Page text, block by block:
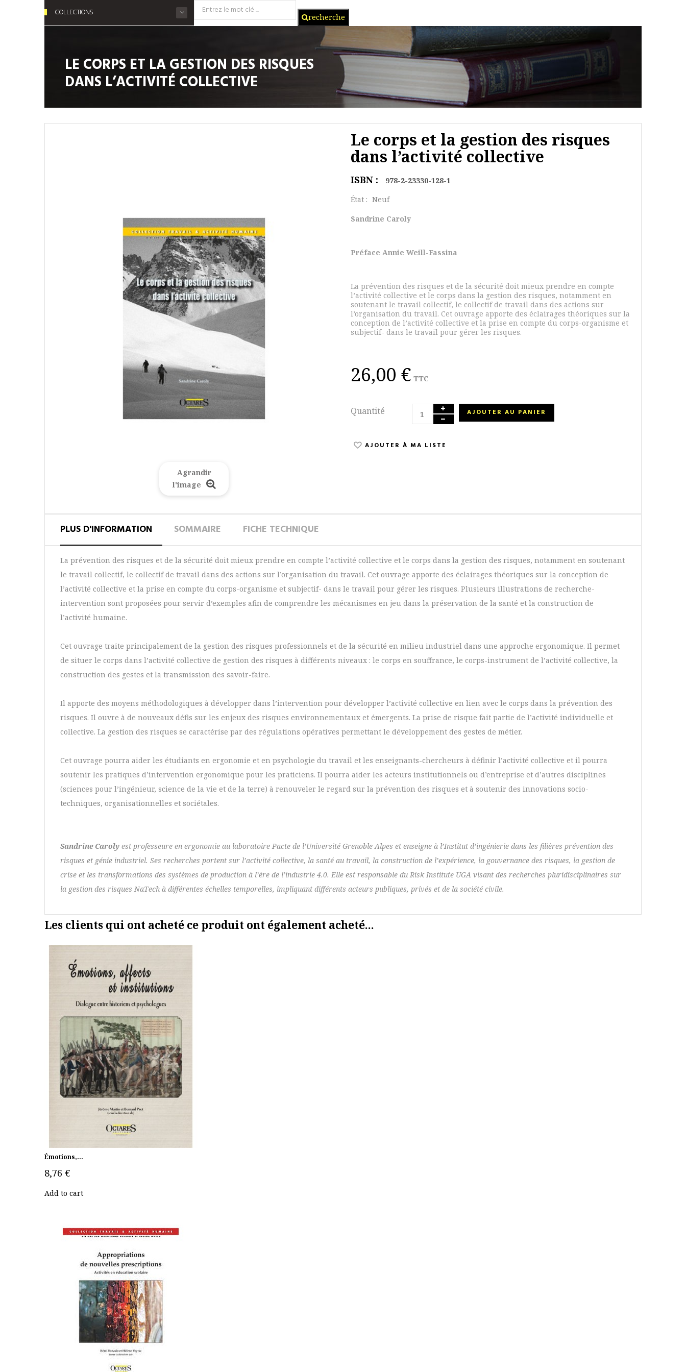
COLLECTIONS recherche
LE CORPS ET LA GESTION DES RISQUES
DANS L’ACTIVITÉ COLLECTIVE
Agrandir
l'image
Le corps et la gestion des risques
dans l’activité collective
ISBN :
978-2-23330-128-1
État : Neuf
Sandrine Caroly
Préface Annie Weill-Fassina
La prévention des risques et de la sécurité doit mieux prendre en compte
l’activité collective et le corps dans la gestion des risques, notamment en
soutenant le travail collectif, le collectif de travail dans des actions sur
l’organisation du travail. Cet ouvrage apporte des éclairages théoriques sur la
conception de l’activité collective et la prise en compte du corps-organisme et
subjectif- dans le travail pour gérer les risques.
26,00 € TTC
Quantité AJOUTER AU PANIER
AJOUTER À MA LISTE
PLUS D'INFORMATION SOMMAIRE FICHE TECHNIQUE
La prévention des risques et de la sécurité doit mieux prendre en compte l’activité collective et le corps dans la gestion des risques, notamment en soutenant
le travail collectif, le collectif de travail dans des actions sur l’organisation du travail. Cet ouvrage apporte des éclairages théoriques sur la conception de
l’activité collective et la prise en compte du corps-organisme et subjectif- dans le travail pour gérer les risques. Plusieurs illustrations de recherche-
intervention sont proposées pour servir d’exemples afin de comprendre les mécanismes en jeu dans la préservation de la santé et la construction de
l’activité humaine.
Cet ouvrage traite principalement de la gestion des risques professionnels et de la sécurité en milieu industriel dans une approche ergonomique. Il permet
de situer le corps dans l’activité collective de gestion des risques à différents niveaux : le corps en souffrance, le corps-instrument de l’activité collective, la
construction des gestes et la transmission des savoir-faire.
Il apporte des moyens méthodologiques à développer dans l’intervention pour développer l’activité collective en lien avec le corps dans la prévention des
risques. Il ouvre à de nouveaux défis sur les enjeux des risques environnementaux et émergents. La prise de risque fait partie de l’activité individuelle et
collective. La gestion des risques se caractérise par des régulations opératives permettant le développement des gestes de métier.
Cet ouvrage pourra aider les étudiants en ergonomie et en psychologie du travail et les enseignants-chercheurs à définir l’activité collective et il pourra
soutenir les pratiques d’intervention ergonomique pour les praticiens. Il pourra aider les acteurs institutionnels ou d’entreprise et d’autres disciplines
(sciences pour l’ingénieur, science de la vie et de la terre) à renouveler le regard sur la prévention des risques et à soutenir des innovations socio-
techniques, organisationnelles et sociétales.
Sandrine Caroly est professeure en ergonomie au laboratoire Pacte de l’Université Grenoble Alpes et enseigne à l’Institut d’ingénierie dans les filières prévention des
risques et génie industriel. Ses recherches portent sur l’activité collective, la santé au travail, la construction de l’expérience, la gouvernance des risques, la gestion de
crise et les transformations des systèmes de production à l’ère de l’industrie 4.0. Elle est responsable du Risk Institute UGA visant des recherches pluridisciplinaires sur
la gestion des risques NaTech à différentes échelles temporelles, impliquant différents acteurs publiques, privés et de la société civile.
Les clients qui ont acheté ce produit ont également acheté...
Émotions,...
8,76 €
Add to cart